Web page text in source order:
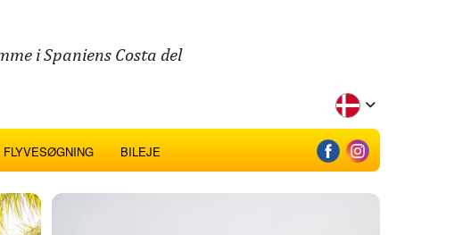
i Spaniens Costa del
FLYVESØGNING BILEJE